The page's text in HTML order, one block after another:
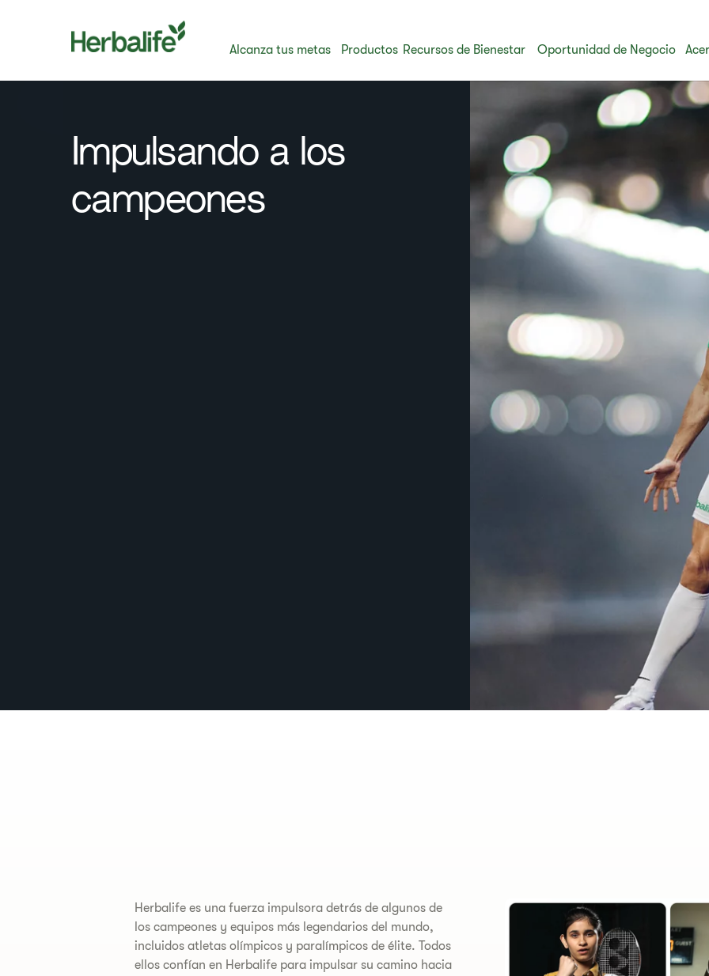
Alcanza tus metas Productos Recursos de Bienestar Oportunidad de Negocio
Impulsando a los
campeones
Herbalife es una fuerza impulsora detrás de algunos de
los campeones y equipos más legendarios del mundo,
incluidos atletas olímpicos y paralímpicos de élite. Todos
ellos confían en Herbalife para impulsar su camino hacia